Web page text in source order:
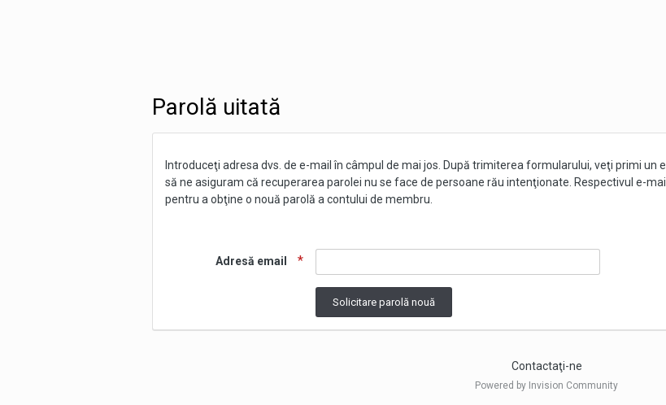
Parolă uitată
Introduceţi adresa dvs. de e-mail în câmpul de mai jos. După trimiterea formularului, veţi primi
să ne asiguram că recuperarea parolei nu se face de persoane rău intenţionate. Respectivul e-
pentru a obţine o nouă parolă a contului de membru.
Adresă email
Solicitare parolă nouă
Contactaţi-ne
Powered by Invision Community